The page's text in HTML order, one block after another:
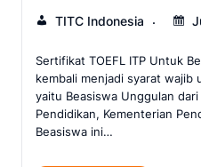
TITC Indonesia
Sertifikat TOEFL ITP Untuk
kembali menjadi syarat wajib
yaitu Beasiswa Unggulan
Pendidikan, Kementerian
Beasiswa ini…